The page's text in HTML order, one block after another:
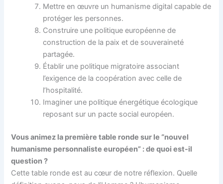
Mettre en œuvre un humanisme digital capable de
protéger les personnes.
Construire une politique européenne de
construction de la paix et de souveraineté
partagée.
Établir une politique migratoire associant
l’exigence de la coopération avec celle de
l’hospitalité.
Imaginer une politique énergétique écologique
reposant sur un pacte social européen.
Vous animez la première table ronde sur le “nouvel
humanisme personnaliste européen” : de quoi est-il
question ?
Cette table ronde est au cœur de notre réflexion. Quelle